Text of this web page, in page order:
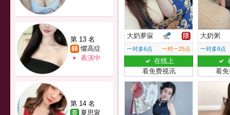
第 13 名
懼高症
表演中
第 14 名
夏思甯
大奶夢寐
一对多6点 一对一25点
在线上
看免费视讯
大奶粥
一对多8点
看